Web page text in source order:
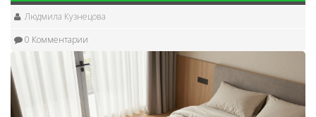
Людмила Кузнецова
0 Комментарии